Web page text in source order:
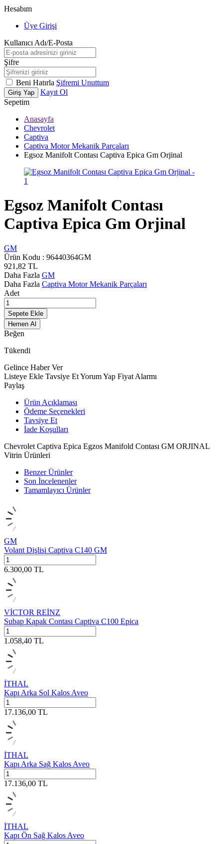
Hesabım
Üye Girişi
Kullanıcı Adı/E-Posta
Şifre
Beni Hatırla Şifremi Unuttum
Giriş Yap
Kayıt Ol
Sepetim
Anasayfa
Chevrolet
Captiva
Captiva Motor Mekanik Parçaları
Egsoz Manifolt Contası Captiva Epica Gm Orjinal
Egsoz Manifolt Contası
Captiva Epica Gm Orjinal
GM
Ürün Kodu : 96440364GM
921,82 TL
Daha Fazla GM
Daha Fazla Captiva Motor Mekanik Parçaları
Adet
Sepete Ekle
Hemen Al
Beğen
Tükendi
Gelince Haber Ver
Listeye Ekle Tavsiye EtYorum Yap Fiyat Alarmı
Paylaş
Ürün Açıklaması
Ödeme Seçenekleri
Tavsiye Et
İade Koşulları
Chevrolet Captiva Epica Egzos Manifold Contası GM ORJINAL
Vitrin Ürünleri
Benzer Ürünler
Son İncelenenler
Tamamlayıcı Ürünler
GM
Volant Dişlisi Captiva C140 GM
6.300,00 TL
VİCTOR REİNZ
Subap Kapak Contası Captiva C100 Epica
1.058,40 TL
İTHAL
Kapı Arka Sol Kalos Aveo
17.136,00 TL
İTHAL
Kapı Arka Sağ Kalos Aveo
17.136,00 TL
İTHAL
Kapı Ön Sağ Kalos Aveo